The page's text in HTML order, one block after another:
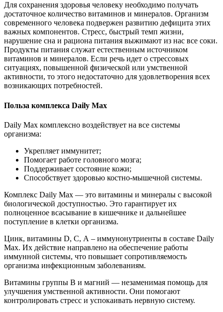
Для сохранения здоровья человеку необходимо получать
достаточное количество витаминов и минералов. Организм
современного человека подвержен развитию дефицита этих
важных компонентов. Стресс, быстрый темп жизни,
нарушение сна и рациона питания выжимают из нас все соки.
Продукты питания служат естественным источником
витаминов и минералов. Если речь идет о стрессовых
ситуациях, повышенной физической или умственной
активности, то этого недостаточно для удовлетворения всех
возникающих потребностей.
Польза комплекса Daily Max
Daily Max комплексно воздействует на все системы
организма:
Укрепляет иммунитет;
Помогает работе головного мозга;
Поддерживает состояние кожи;
Способствует здоровью костно-мышечной системы.
Комплекс Daily Max — это витамины и минералы с высокой
биологической доступностью. Это гарантирует их
полноценное всасывание в кишечнике и дальнейшее
поступление в клетки организма.
Цинк, витамины D, С, А – иммунонутриенты в составе Daily
Max. Их действие направлено на обеспечение работы
иммунной системы, что повышает сопротивляемость
организма инфекционным заболеваниям.
Витамины группы В и магний — незаменимая помощь для
улучшения умственной активности. Они помогают
контролировать стресс и успокаивать нервную систему.